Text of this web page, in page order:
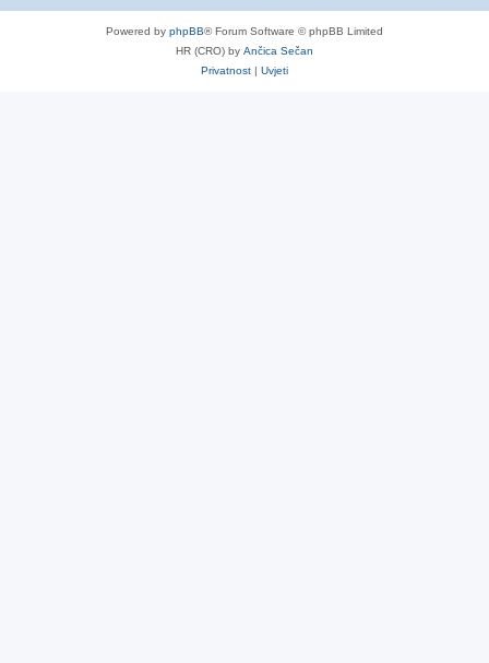
Powered by phpBB® Forum Software © phpBB Limited
HR (CRO) by Ančica Sečan
Privatnost | Uvjeti